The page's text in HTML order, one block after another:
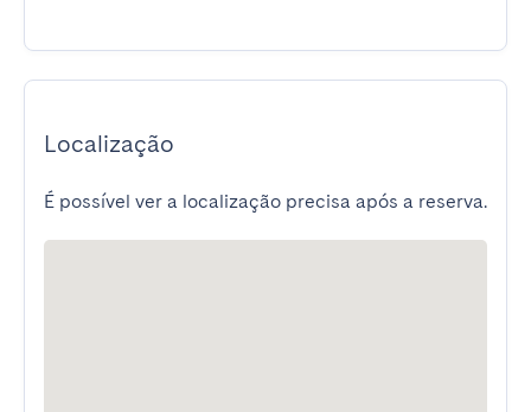
Localização
É possível ver a localização precisa após a reserva.